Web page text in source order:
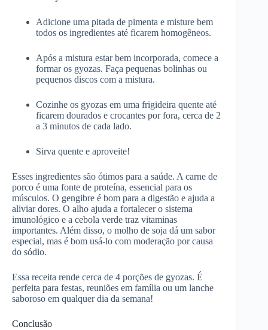
Adicione uma pitada de pimenta e misture bem
todos os ingredientes até ficarem homogêneos.
Após a mistura estar bem incorporada, comece a
formar os gyozas. Faça pequenas bolinhas ou
pequenos discos com a mistura.
Cozinhe os gyozas em uma frigideira quente até
ficarem dourados e crocantes por fora, cerca de 2
a 3 minutos de cada lado.
Sirva quente e aproveite!
Esses ingredientes são ótimos para a saúde. A carne de
porco é uma fonte de proteína, essencial para os
músculos. O gengibre é bom para a digestão e ajuda a
aliviar dores. O alho ajuda a fortalecer o sistema
imunológico e a cebola verde traz vitaminas
importantes. Além disso, o molho de soja dá um sabor
especial, mas é bom usá-lo com moderação por causa
do sódio.
Essa receita rende cerca de 4 porções de gyozas. É
perfeita para festas, reuniões em família ou um lanche
saboroso em qualquer dia da semana!
Conclusão